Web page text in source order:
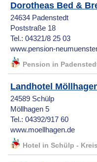
Dorotheas Bed &
24634 Padenstedt
Poststraße 18
Tel.: 04321/8 25 03
www.pension-
Pension in
Landhotel
24589 Schülp
Möllhagen 5
Tel.: 04392/917 60
www.moellhagen.de
Hotel in Schülp -